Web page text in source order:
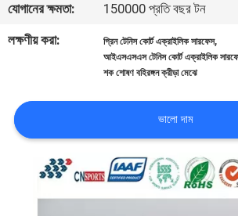
যোগাযোগ
করুন
জন্য
আবেদন
যোগানের ক্ষমতা:
150000 প্রতি বছর টন
লক্ষণীয় করা:
গ্রিন টেনিস কোর্ট এক্রাইলিক সারফেস,
আইএসএসএস টেনিস কোর্ট এক্রাইলিক
শক শোষণ বহিরঙ্গন ক্রীড়া মেঝে
ভালো দাম